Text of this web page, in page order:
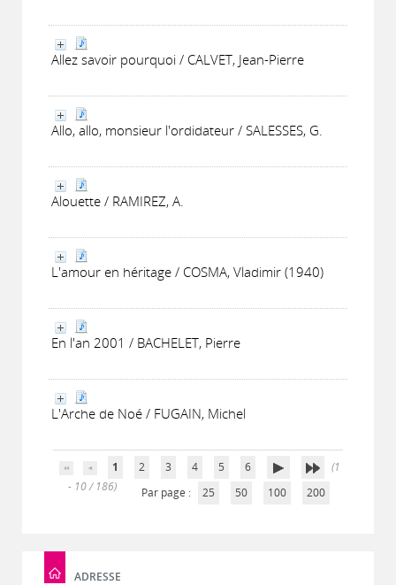
Allez savoir pourquoi / CALVET, Jean-Pierre
Allo, allo, monsieur l'ordidateur / SALESSES, G.
Alouette / RAMIREZ, A.
L'amour en héritage / COSMA, Vladimir (1940)
En l'an 2001 / BACHELET, Pierre
L'Arche de Noé / FUGAIN, Michel
1 2 3 4 5 6
(1
- 10 / 186)
Par page : 25 50 100 200
ADRESSE